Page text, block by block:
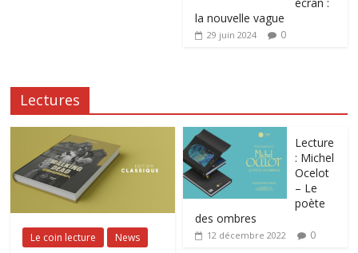
la nouvelle vague
29 juin 2024 0
Lectures
Le coin lecture News
Lecture
: Michel
Ocelot
– Le
poète
des ombres
12 décembre 2022 0